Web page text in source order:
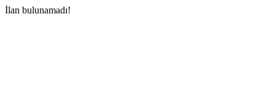
İlan bulunamadı!